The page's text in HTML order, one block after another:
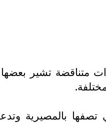
تشير بعضها
تصفها بالمصيرية